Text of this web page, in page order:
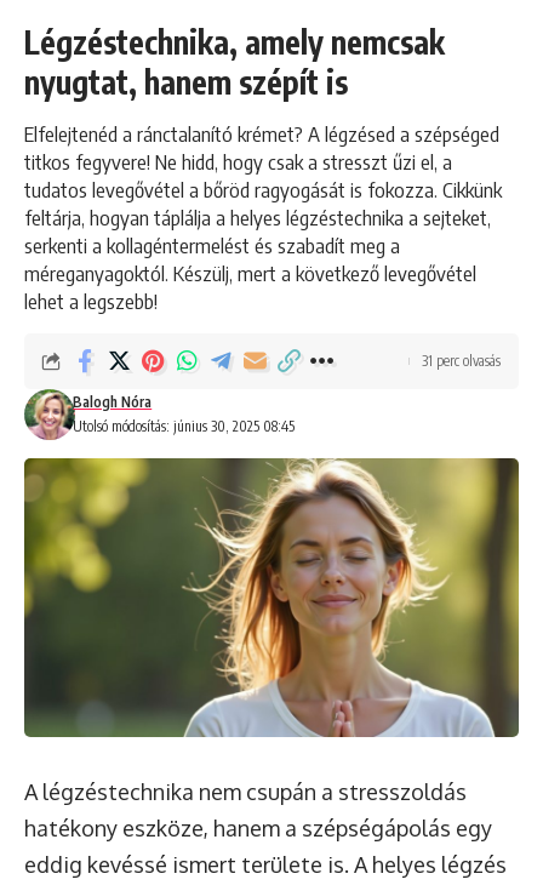
Légzéstechnika, amely nemcsak
nyugtat, hanem szépít is
Elfelejtenéd a ránctalanító krémet? A légzésed a szépséged
titkos fegyvere! Ne hidd, hogy csak a stresszt űzi el, a
tudatos levegővétel a bőröd ragyogását is fokozza. Cikkünk
feltárja, hogyan táplálja a helyes légzéstechnika a sejteket,
serkenti a kollagéntermelést és szabadít meg a
méreganyagoktól. Készülj, mert a következő levegővétel
lehet a legszebb!
Utolsó módosítás: június 30, 2025 08:45
Balogh Nóra
31 perc olvasás
A légzéstechnika nem csupán a stresszoldás
hatékony eszköze, hanem a szépségápolás egy
eddig kevéssé ismert területe is. A helyes légzés